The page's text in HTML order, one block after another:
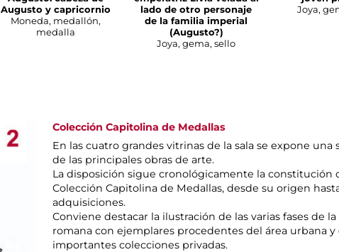
Augusto y capricornio
Moneda, medallón,
medalla
lado de otro personaje
de la familia imperial
(Augusto?)
Joya, gema, sello
Joya,
Colección Capitolina de Medallas
En las cuatro grandes vitrinas de la sala se expone una
de las principales obras de arte.
La disposición sigue cronológicamente la constitución
Colección Capitolina de Medallas, desde su origen
adquisiciones.
Conviene destacar la ilustración de las varias fases de
romana con ejemplares procedentes del área urbana y
importantes colecciones privadas.